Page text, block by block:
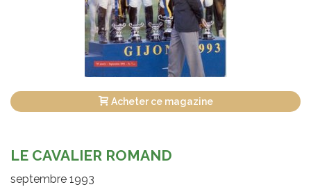
Acheter ce magazine
LE CAVALIER ROMAND
septembre 1993